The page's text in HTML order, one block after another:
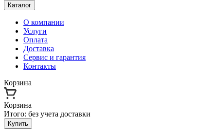
Каталог
О компании
Услуги
Оплата
Доставка
Сервис и гарантия
Контакты
Корзина
Корзина
Итого: без учета доставки
Купить